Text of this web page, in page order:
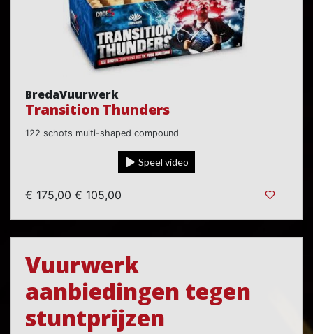
BredaVuurwerk
Transition Thunders
122 schots multi-shaped compound
Speel video
€ 175,00 € 105,00
Vuurwerk
aanbiedingen tegen
stuntprijzen